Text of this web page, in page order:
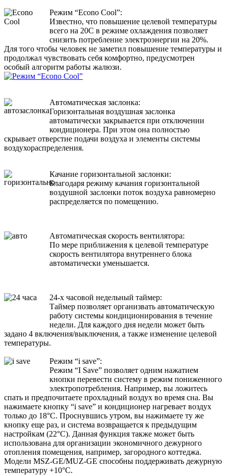
Режим “Econo Cool”:
Известно, что повышение целевой температуры
всего на 20C в режиме охлаждения позволяет
снизить потребление электроэнергии на 20%.
Для того чтобы человек не заметил повышение температуры и
продолжал чувствовать себя комфортно, предусмотрен
особый алгоритм работы жалюзи.
Автоматическая заслонка:
Горизонтальная воздушная заслонка
автоматически закрывается при отключении
кондиционера. При этом она полностью
скрывает отверстие подачи воздуха и элементы системы
воздухораспределения.
Качание горизонтальной заслонки:
Благодаря режиму качания горизонтальной
воздушной заслонки поток воздуха равномерно
распределяется по помещению.
Автоматическая скорость вентилятора:
По мере приближения к целевой температуре
скорость вентилятора внутреннего блока
автоматически уменьшается.
24-х часовой недельный таймер:
Таймер позволяет организвать автоматическую
работу системы кондиционирования в течение
недели. Для каждого дня недели может быть
задано 4 включения/выключения, а также изменение целевой
температуры.
Режим “i save”:
Режим “I Save” позволяет одним нажатием
кнопки перевести систему в режим пониженного
электропотребления. Например, вы ложитесь
спать и предпочитаете прохладный воздух во время сна. Вы
нажимаете кнопку “i save” и кондиционер нагревает воздух
только до 18°С. Проснувшись утром, вы нажимаете ту же
кнопку еще раз, и система возвращается к предыдущим
настройкам (22°С). Данная функция также может быть
использована для организации экономичного дежурного
отопления помещения, например, загородного коттеджа.
Модели MSZ-GE/MUZ-GE способны поддерживать дежурную
температуру +10°С.